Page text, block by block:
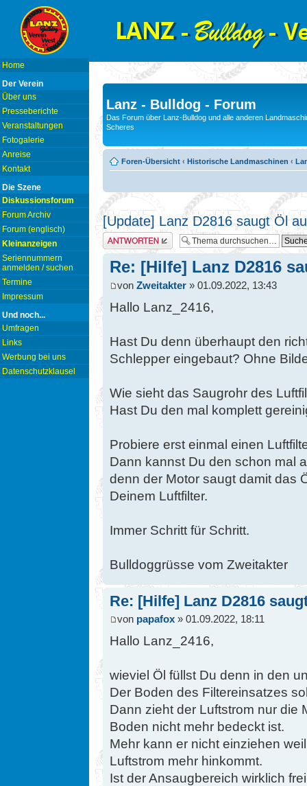
Home
Der Verein
Über uns
Presseberichte
Veranstaltungen
Fotogalerie
Anreise
Kontakt
Die Szene
Diskussionsforum
Forum Archiv
Forum (englisch)
Kleinanzeigen
Seriennummern
anmelden / suchen
Termine
Impressum
Und noch...
Umfragen
Links
Werbung bei uns
Datenschutzklausel
Lanz - Bulldog - Forum
Das Forum über Lanz-Bulldog und alle anderen
Scheres
Foren-Übersicht ‹ Historische Landmaschinen ‹
[Update] Lanz D2816 saugt Öl
Antwort erstellen
Re: [Hilfe] Lanz D2816
von Zweitakter » 01.09.2022, 13:43
Hallo Lanz_2416,
Hast Du denn überhaupt den
Schlepper eingebaut? Ohne
Wie sieht das Saugrohr des
Hast Du den mal komplett
Probiere erst einmal einen
Dann kannst Du den schon mal
denn der Motor saugt damit das
Deinem Luftfilter.
Immer Schritt für Schritt.
Bulldoggrüsse vom Zweitakter
Re: [Hilfe] Lanz D2816
von papafox » 01.09.2022, 18:11
Hallo Lanz_2416,
wieviel Öl füllst Du denn in den
Der Boden des Filtereinsatzes
Dann zieht der Luftstrom nur die
Boden nicht mehr bedeckt ist.
Mehr kann er nicht einziehen
Luftstrom mehr hinkommt.
Ist der Ansaugbereich wirklich